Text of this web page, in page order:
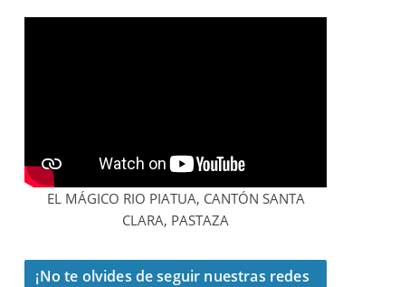
EL MÁGICO RIO PIATUA, CANTÓN SANTA
CLARA, PASTAZA
¡No te olvides de seguir nuestras redes